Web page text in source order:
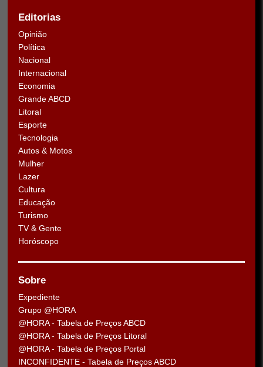
Editorias
Opinião
Política
Nacional
Internacional
Economia
Grande ABCD
Litoral
Esporte
Tecnologia
Autos & Motos
Mulher
Lazer
Cultura
Educação
Turismo
TV & Gente
Horóscopo
Sobre
Expediente
Grupo @HORA
@HORA - Tabela de Preços ABCD
@HORA - Tabela de Preços Litoral
@HORA - Tabela de Preços Portal
INCONFIDENTE - Tabela de Preços ABCD